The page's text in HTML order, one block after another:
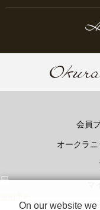
会員
オークラ
On our website